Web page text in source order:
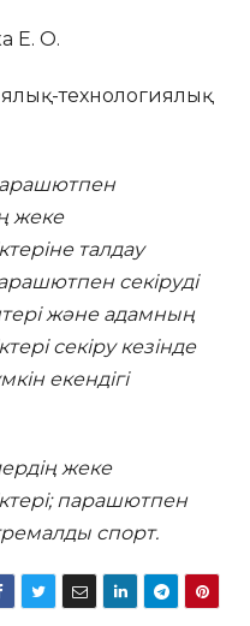
Е. О.
технологиялық
жеке
талдау
секіруді
және адамның
секіру кезінде
екендігі
жеке
парашютпен
спорт.